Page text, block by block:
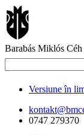
Barabás Miklós Céh
Versiune în
0747 279370